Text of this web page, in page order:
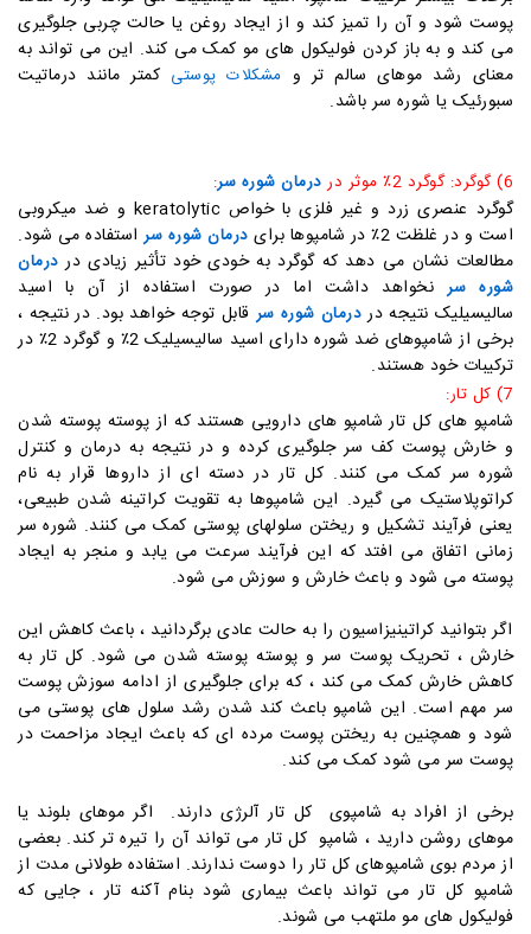
پوست شود و آن را تمیز کند و از ایجاد روغن یا حالت چربی جلوگیری
می کند و به باز کردن فولیکول های مو کمک می کند. این می تواند به
معنای رشد موهای سالم تر و مشکلات پوستی کمتر مانند درماتیت
سبورئیک یا شوره سر باشد.
6) گوگرد: گوگرد 2٪ موثر در درمان شوره سر:
گوگرد عنصری زرد و غیر فلزی با خواص keratolytic و ضد میکروبی
است و در غلظت 2٪ در شامپوها برای
درمان شوره سراستفاده می شود.
مطالعات نشان می دهد که گوگرد به خودی خود تأثیر زیادی در درمان
شوره سرنخواهد داشت اما در صورت استفاده از آن با اسید
سالیسیلیک نتیجه دردرمان شوره سرقابل توجه خواهد بود. در نتیجه ،
برخی از شامپوهای ضد شوره دارای اسید سالیسیلیک 2٪ و گوگرد 2٪ در
ترکیبات خود هستند.
7) کل تار:
شامپو های کل تارشامپو های دارویی هستند که از پوسته پوسته شدن
و خارش پوست کف سر جلوگیری کرده و در نتیجه به درمان و کنترل
شوره سر کمک می کنند. کل تار در دسته ای از داروها قرار به نام
کراتوپلاستیک می گیرد. این شامپوها به تقویت کراتینه شدن طبیعی،
یعنی فرآیند تشکیل و ریختن سلولهای پوستی کمک می کنند. شوره سر
زمانی اتفاق می افتد که این فرآیند سرعت می یابد و منجر به ایجاد
پوسته می شود و باعث خارش و سوزش می شود.
اگر بتوانید کراتینیزاسیون را به حالت عادی برگردانید ، باعث کاهش این
خارش ، تحریک پوست سر و پوسته پوسته شدن می شود. کل تاربه
کاهش خارش کمک می کند ، که برای جلوگیری از ادامه سوزش پوست
سر مهم است. این شامپو باعث کند شدن رشد سلول های پوستی می
شود و همچنین به ریختن پوست مرده ای که باعث ایجاد مزاحمت در
پوست سر می شود کمک می کند.
برخی از افراد به شامپوی کل تارآلرژی دارند. اگر موهای بلوند یا
موهای روشن دارید ، شامپو کل تارمی تواند آن را تیره تر کند. بعضی
از مردم بوی شامپوهای کل تاررا دوست ندارند. استفاده طولانی مدت از
شامپو کل تارمی تواند باعث بیماری شود بنام آکنه تار ، جایی که
فولیکول های مو ملتهب می شوند.